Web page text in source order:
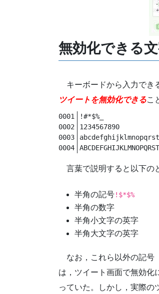
無効化できる
キーボードから入力でき
ツイートを無効化できるこ
!#*$%_
1234567890
言葉で説明すると以下の
半角の記号!$*$%
半角の数字
半角小文字の英字
半角大文字の英字
なお，これら以外の記号
は，ツイート画面で無効化
っていた。しかし，実際の